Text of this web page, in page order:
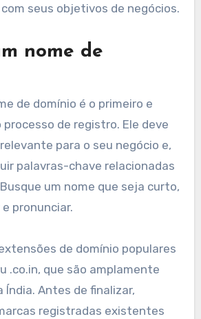
seus objetivos de negócios.
nome de
de domínio é o primeiro e
processo de registro. Ele deve
para o seu negócio e,
palavras-chave relacionadas
um nome que seja curto,
pronunciar.
de domínio populares
.co.in, que são amplamente
Índia. Antes de finalizar,
registradas existentes